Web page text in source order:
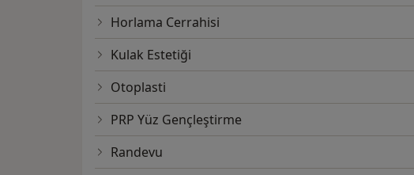
Horlama Cerrahisi
Kulak Estetiği
Otoplasti
PRP Yüz Gençleştirme
Randevu